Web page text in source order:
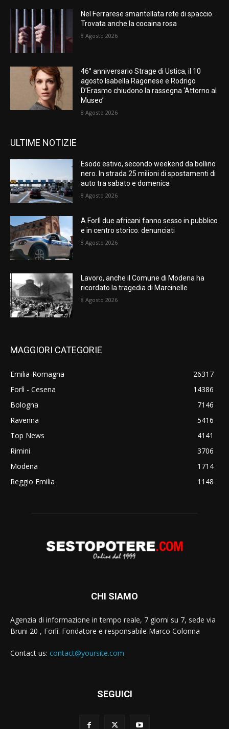
Nel Ferrarese smantellata rete di spaccio.
Trovata anche la cocaina rosa
8 Agosto 2026
46° anniversario Strage di Ustica, il 10
agosto Isabella Ragonese e Rodrigo
D’Erasmo chiudono la rassegna ‘Attorno al
Museo’
8 Agosto 2026
ULTIME NOTIZIE
Esodo estivo, secondo weekend da bollino
nero. In strada 25 milioni di spostamenti di
auto tra sabato e domenica
8 Agosto 2026
A Forlì due africani fanno sesso in pubblico
e in centro storico: denunciati
8 Agosto 2026
Lavoro, anche il Comune di Modena ha
ricordato la tragedia di Marcinelle
8 Agosto 2026
MAGGIORI CATEGORIE
Emilia-Romagna
26317
Forlì - Cesena
14386
Bologna
7146
Ravenna
5416
Top News
4141
Rimini
3706
Modena
1714
Reggio Emilia
1148
CHI SIAMO
Agenzia di informazione in tempo reale, 7 giorni su 7, sede via
Bruni 20 , Forlì. Fondatore e responsabile Marco Colonna
Contact us: contact@yoursite.com
SEGUICI